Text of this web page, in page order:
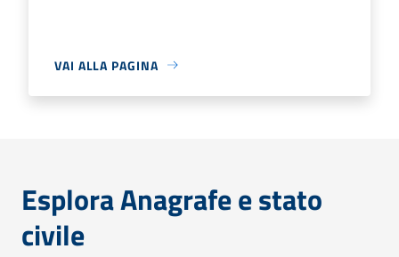
VAI ALLA PAGINA
Esplora Anagrafe e stato
civile